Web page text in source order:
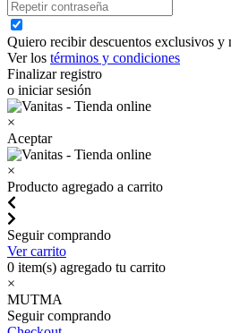
Quiero recibir descuentos exclusivos y
Ver los términos y condiciones
Finalizar registro
o iniciar sesión
×
Aceptar
×
Producto agregado a carrito
Seguir comprando
Ver carrito
0 item(s) agregado tu carrito
×
MUTMA
Seguir comprando